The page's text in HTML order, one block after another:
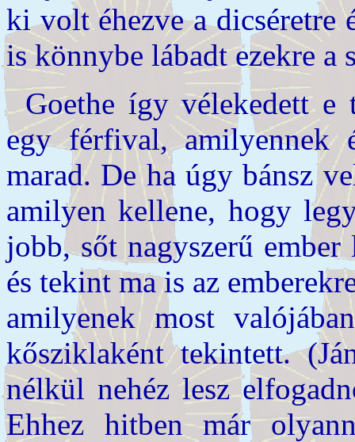
ki volt éhezve a dicséretre
is könnybe lábadt ezekre a
Goethe így vélekedett e
egy férfival, amilyennek
marad. De ha úgy bánsz
amilyen kellene, hogy
jobb, sőt nagyszerű
és tekint ma is az
amilyenek most
kősziklaként tekintett.
nélkül nehéz lesz
Ehhez hitben már